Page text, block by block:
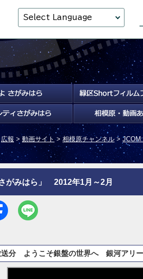
Select Language
広報 > 動画サイト >相模原チャンネル>
さがみはら」 2012年1月～2月
送分 ようこそ銀盤の世界へ 銀河アリ